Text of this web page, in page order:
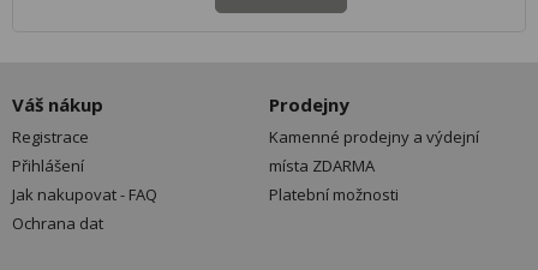
Váš nákup
Registrace
Přihlášení
Jak nakupovat - FAQ
Ochrana dat
Prodejny
Kamenné prodejny a výdejní
místa ZDARMA
Platební možnosti